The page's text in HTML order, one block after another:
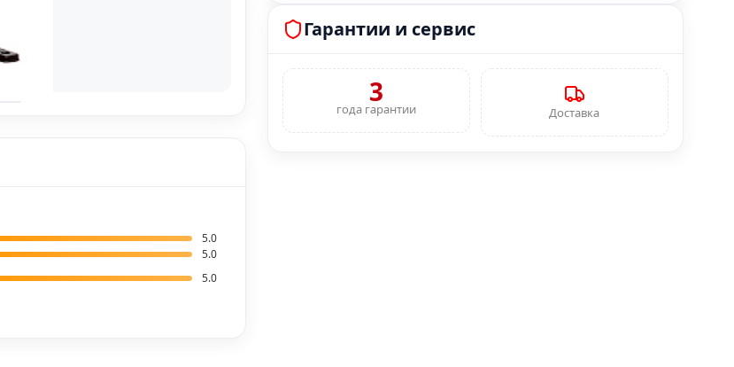
5.0
5.0
5.0
Толщина спинки формованного ППУ
Толщина декоративной заглушки
Толщина декоративной заглушки
15 0.59
Гарантии и сервис
3
года гарантии Доставка